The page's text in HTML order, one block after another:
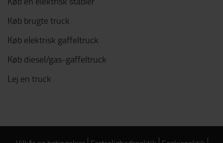
Køb brugte truck
Køb elektrisk gaffeltruck
Køb diesel/gas-gaffeltruck
Lej en truck